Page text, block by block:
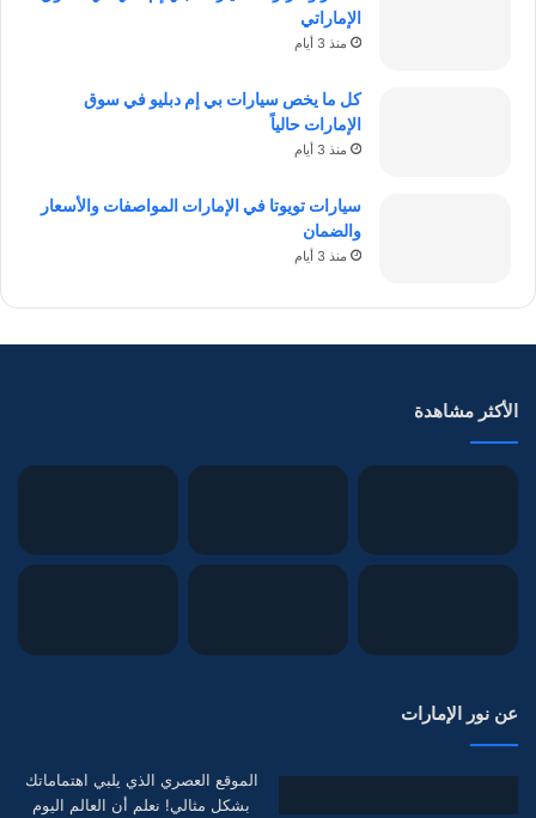
الإماراتي
منذ 3 أيام
كل ما يخص سيارات بي إم دبليو في سوق
الإمارات حالياً
منذ 3 أيام
سيارات تويوتا في الإمارات المواصفات والأسعار
والضمان
منذ 3 أيام
الأكثر مشاهدة
عن نور الإمارات
الموقع العصري الذي يلبي اهتماماتك
بشكل مثالي! نعلم أن العالم اليوم